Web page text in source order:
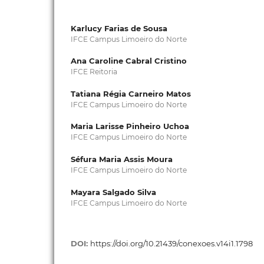
Karlucy Farias de Sousa
IFCE Campus Limoeiro do Norte
Ana Caroline Cabral Cristino
IFCE Reitoria
Tatiana Régia Carneiro Matos
IFCE Campus Limoeiro do Norte
Maria Larisse Pinheiro Uchoa
IFCE Campus Limoeiro do Norte
Séfura Maria Assis Moura
IFCE Campus Limoeiro do Norte
Mayara Salgado Silva
IFCE Campus Limoeiro do Norte
DOI: https://doi.org/10.21439/conexoes.v14i1.1798